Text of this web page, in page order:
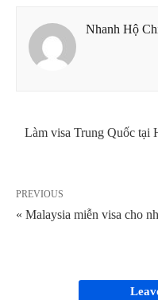
Nhanh Hộ
Làm visa Trung Quốc tại
PREVIOUS
« Malaysia miễn visa cho